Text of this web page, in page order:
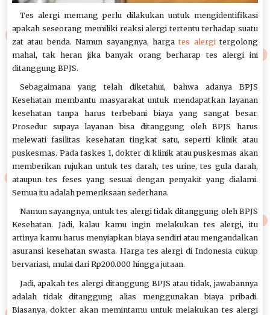
Tes alergi memang perlu dilakukan untuk mengidentifikasi
apakah seseorang memiliki reaksi alergi tertentu terhadap suatu
zat atau benda. Namun sayangnya, hargates alergitergolong
mahal, tak heran jika banyak orang berharap tes alergi ini
ditanggung BPJS.
Sebagaimana yang telah diketahui, bahwa adanya BPJS
Kesehatan membantu masyarakat untuk mendapatkan layanan
kesehatan tanpa harus terbebani biaya yang sangat besar.
Prosedur supaya layanan bisa ditanggung oleh BPJS harus
melewati fasilitas kesehatan tingkat satu, seperti klinik atau
puskesmas. Pada faskes 1, dokter di klinik atau puskesmas akan
memberikan rujukan untuk tes darah, tes urine, tes gula darah,
ataupun tes feses yang sesuai dengan penyakit yang dialami.
Semua itu adalah pemeriksaan sederhana.
Namun sayangnya, untuk tes alergi tidak ditanggung oleh BPJS
Kesehatan. Jadi, kalau kamu ingin melakukan tes alergi, itu
artinya kamu harus menyiapkan biaya sendiri atau mengandalkan
asuransi kesehatan swasta. Harga tes alergi di Indonesia cukup
bervariasi, mulai dari Rp200.000 hingga jutaan.
Jadi, apakah tes alergi ditanggung BPJS atau tidak, jawabannya
adalah tidak ditanggung alias menggunakan biaya pribadi.
Biasanya, dokter akan memintamu untuk melakukan tes alergi